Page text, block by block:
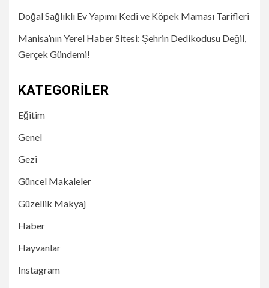
Doğal Sağlıklı Ev Yapımı Kedi ve Köpek Maması Tarifleri
Manisa’nın Yerel Haber Sitesi: Şehrin Dedikodusu Değil,
Gerçek Gündemi!
KATEGORILER
Eğitim
Genel
Gezi
Güncel Makaleler
Güzellik Makyaj
Haber
Hayvanlar
Instagram